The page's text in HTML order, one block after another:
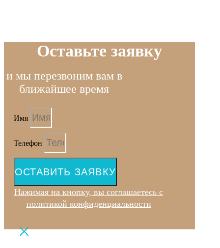
Оставьте заявку
и мы перезвоним вам в
ближайшее время
Имя
Телефон
ОСТАВИТЬ ЗАЯВКУ
Нажимая на кнопку, вы соглашаетесь с
политикой конфиденциальности